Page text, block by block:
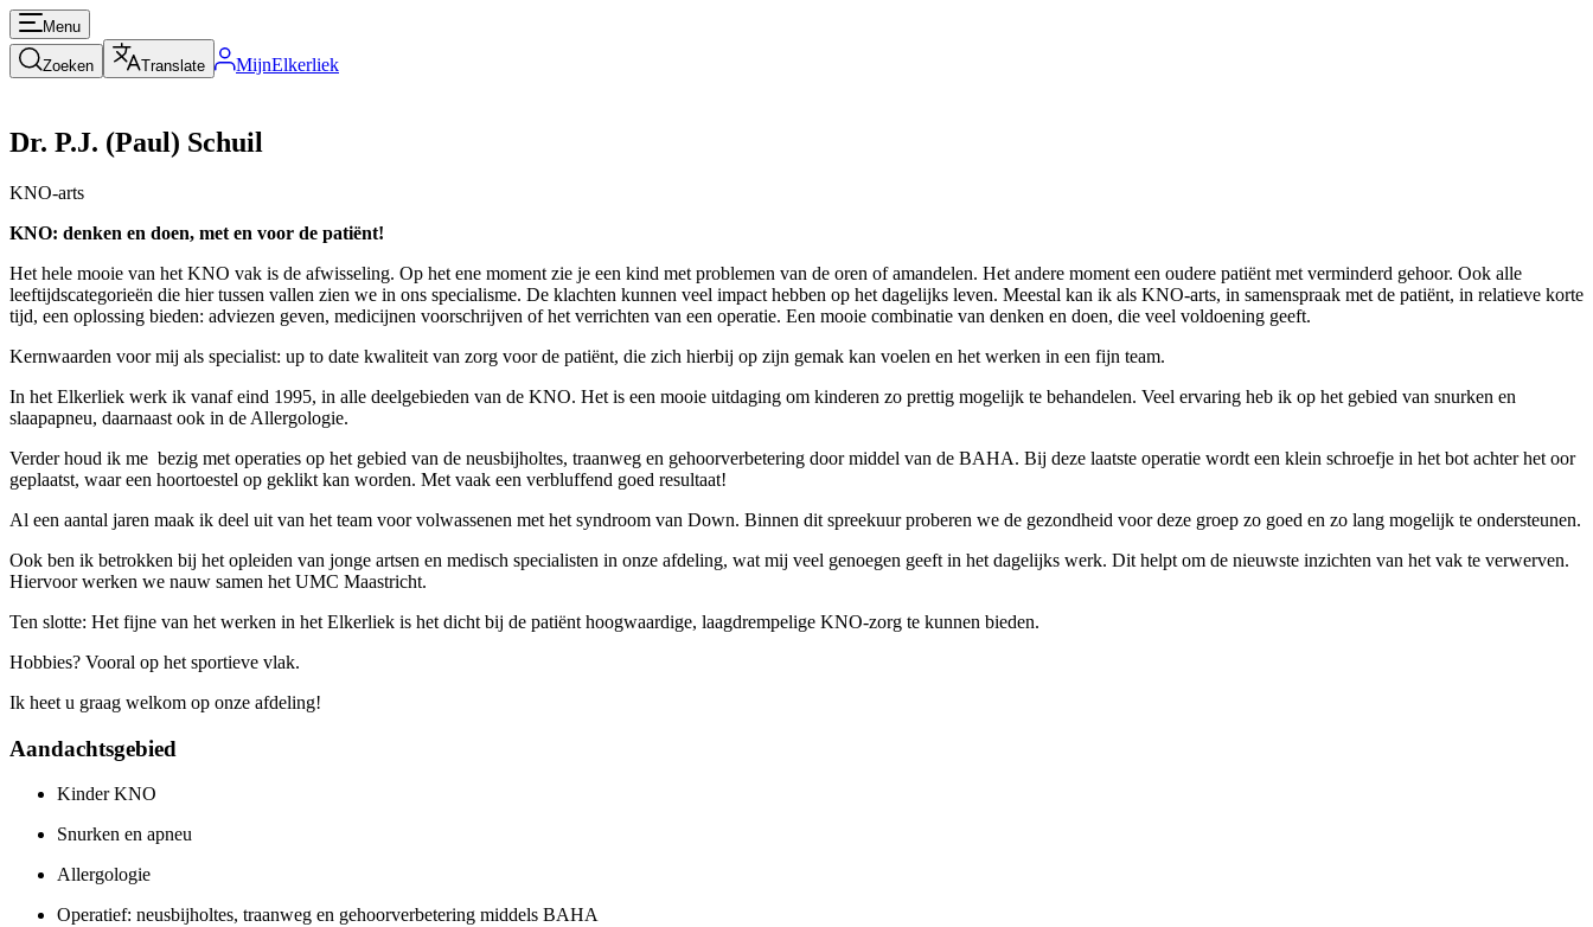
Menu
Zoeken Translate MijnElkerliek
Dr. P.J. (Paul) Schuil
KNO-arts
KNO: denken en doen, met en voor de patiënt!
Het hele mooie van het KNO vak is de afwisseling. Op het ene moment zie je een kind met problemen van de oren of amandelen. Het andere moment een oudere patiënt met verminderd gehoor. Ook alle
leeftijdscategorieën die hier tussen vallen zien we in ons specialisme. De klachten kunnen veel impact hebben op het dagelijks leven. Meestal kan ik als KNO-arts, in samenspraak met de patiënt, in relatieve korte
tijd, een oplossing bieden: adviezen geven, medicijnen voorschrijven of het verrichten van een operatie. Een mooie combinatie van denken en doen, die veel voldoening geeft.
Kernwaarden voor mij als specialist: up to date kwaliteit van zorg voor de patiënt, die zich hierbij op zijn gemak kan voelen en het werken in een fijn team.
In het Elkerliek werk ik vanaf eind 1995, in alle deelgebieden van de KNO. Het is een mooie uitdaging om kinderen zo prettig mogelijk te behandelen. Veel ervaring heb ik op het gebied van snurken en
slaapapneu, daarnaast ook in de Allergologie.
Verder houd ik me bezig met operaties op het gebied van de neusbijholtes, traanweg en gehoorverbetering door middel van de BAHA. Bij deze laatste operatie wordt een klein schroefje in het bot achter het oor
geplaatst, waar een hoortoestel op geklikt kan worden. Met vaak een verbluffend goed resultaat!
Al een aantal jaren maak ik deel uit van het team voor volwassenen met het syndroom van Down. Binnen dit spreekuur proberen we de gezondheid voor deze groep zo goed en zo lang mogelijk te ondersteunen.
Ook ben ik betrokken bij het opleiden van jonge artsen en medisch specialisten in onze afdeling, wat mij veel genoegen geeft in het dagelijks werk. Dit helpt om de nieuwste inzichten van het vak te verwerven.
Hiervoor werken we nauw samen het UMC Maastricht.
Ten slotte: Het fijne van het werken in het Elkerliek is het dicht bij de patiënt hoogwaardige, laagdrempelige KNO-zorg te kunnen bieden.
Hobbies? Vooral op het sportieve vlak.
Ik heet u graag welkom op onze afdeling!
Aandachtsgebied
Kinder KNO
Snurken en apneu
Allergologie
Operatief: neusbijholtes, traanweg en gehoorverbetering middels BAHA